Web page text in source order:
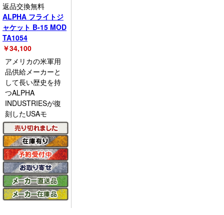
返品交換無料
ALPHA フライトジ
ャケット B-15 MOD
TA1054
￥34,100
アメリカの米軍用
品供給メーカーと
して長い歴史を持
つALPHA
INDUSTRIESが復
刻したUSAモ